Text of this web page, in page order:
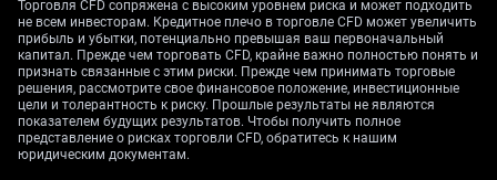
Влияние на валютный
рынок и рынок акций
Соответственно, мы ожидаем укрепления
Торговля CFD сопряжена с высоким уровнем риска и может подходить
не всем инвесторам. Кредитное плечо в торговле CFD может увеличить
прибыль и убытки, потенциально превышая ваш первоначальный
капитал. Прежде чем торговать CFD, крайне важно полностью понять и
признать связанные с этим риски. Прежде чем принимать торговые
решения, рассмотрите свое финансовое положение, инвестиционные
цели и толерантность к риску. Прошлые результаты не являются
показателем будущих результатов. Чтобы получить полное
представление о рисках торговли CFD, обратитесь к нашим
юридическим документам.